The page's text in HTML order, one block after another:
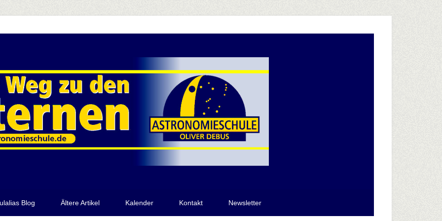
Blog Ältere Artikel Kalender Kontakt Newsletter